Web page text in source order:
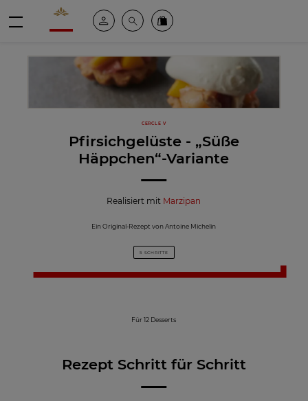
Valrhona - Imaginons le meilleur du chocolat
Mein kontoSuche Valrhona Collection
CERCLE V
Pfirsichgelüste - „Süße
Häppchen“-Variante
Realisiert mit Marzipan
Ein Original-Rezept von Antoine Michelin
5 SCHRITTE
Für 12 Desserts
Rezept Schritt für Schritt